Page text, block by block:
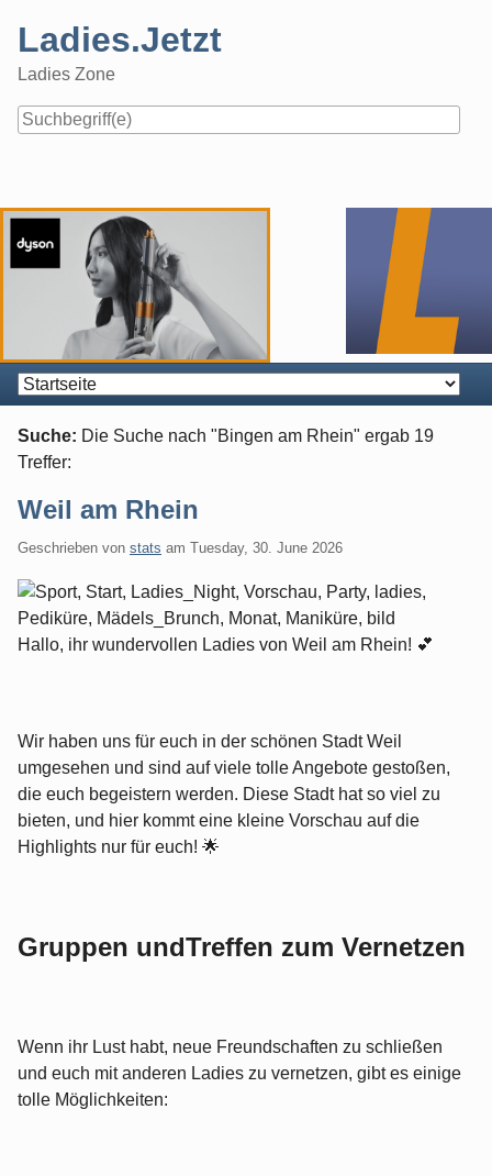
content
Ladies.Jetzt
Ladies Zone
Navigation
Suche: Die Suche nach "Bingen am Rhein" ergab 19
Treffer:
Weil am Rhein
Geschrieben von stats am Tuesday, 30. June 2026
Hallo, ihr wundervollen Ladies von Weil am Rhein! 💕
Wir haben uns für euch in der schönen Stadt Weil
umgesehen und sind auf viele tolle Angebote gestoßen,
die euch begeistern werden. Diese Stadt hat so viel zu
bieten, und hier kommt eine kleine Vorschau auf die
Highlights nur für euch! 🌟
Gruppen undTreffen zum Vernetzen
Wenn ihr Lust habt, neue Freundschaften zu schließen
und euch mit anderen Ladies zu vernetzen, gibt es einige
tolle Möglichkeiten: